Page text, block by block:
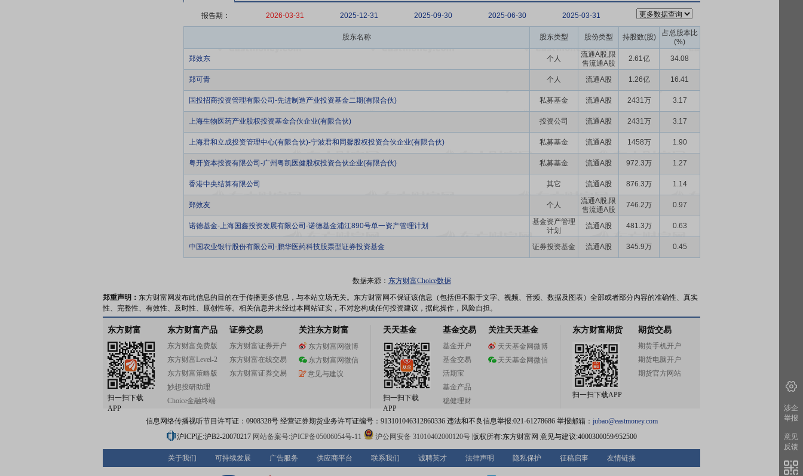
报告期： 2026-03-31 2025-12-31 2025-09-30 2025-06-30 2025-03-31
股东名称 股东类型 股份类型 持股数(股)
占总股本比
(%)
郑效东
个人
流通A股,限
售流通A股
2.61亿 34.08
郑可青 个人 流通A股 1.26亿 16.41
国投招商投资管理有限公司-先进制造产业投资基金二期(有限合伙) 私募基金 流通A股 2431万 3.17
上海生物医药产业股权投资基金合伙企业(有限合伙) 投资公司 流通A股 2431万 3.17
上海君和立成投资管理中心(有限合伙)-宁波君和同馨股权投资合伙企业(有限合伙) 私募基金 流通A股 1458万 1.90
粤开资本投资有限公司-广州粤凯医健股权投资合伙企业(有限合伙) 私募基金 流通A股 972.3万 1.27
香港中央结算有限公司 其它 流通A股 876.3万 1.14
郑效友 个人
流通A股,限
售流通A股
746.2万 0.97
诺德基金-上海国鑫投资发展有限公司-诺德基金浦江890号单一资产管理计划
基金资产管理
计划
流通A股 481.3万 0.63
中国农业银行股份有限公司-鹏华医药科技股票型证券投资基金 证券投资基金 流通A股 345.9万 0.45
数据来源： 东方财富Choice数据
郑重声明： 东方财富网发布此信息的目的在于传播更多信息，与本站立场无关。东方财富网不保证该信息（包括但不限于文字、视频、音频、数据及图表）全部或者部分内容的准确性、真实
性、完整性、有效性、及时性、原创性等。相关信息并未经过本网站证实，不对您构成任何投资建议，据此操作，风险自担。
东方财富
扫一扫下载
APP
东方财富产品
东方财富免费版
东方财富Level-2
东方财富策略版
妙想投研助理
Choice金融终端
证券交易
东方财富证券开户
东方财富在线交易
东方财富证券交易
关注东方财富
东方财富网微博
东方财富网微信
意见与建议
天天基金
扫一扫下载
APP
基金交易
基金开户
基金交易
活期宝
基金产品
稳健理财
关注天天基金
天天基金网微博
天天基金网微信
东方财富期货
扫一扫下载APP
期货交易
期货手机开户
期货电脑开户
期货官方网站
信息网络传播视听节目许可证：0908328号 经营证券期货业务许可证编号：913101046312860336 违法和不良信息举报:021-61278686 举报邮箱： jubao@eastmoney.com
沪ICP证:沪B2-20070217 网站备案号:沪ICP备05006054号-11 沪公网安备 31010402000120号版权所有:东方财富网 意见与建议:4000300059/952500
关于我们 可持续发展 广告服务 供应商平台 联系我们 诚聘英才 法律声明 隐私保护 征稿启事 友情链接
涉企
举报
意见
反馈